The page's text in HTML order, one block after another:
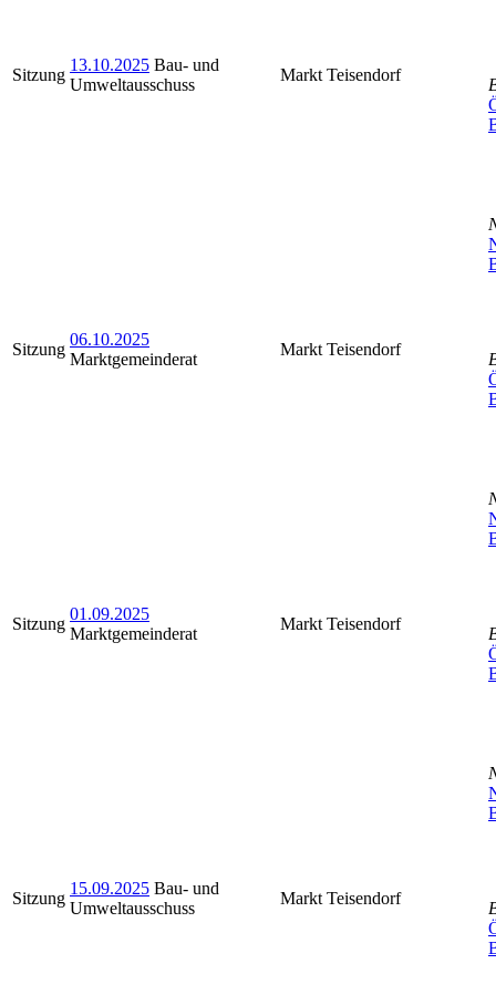
Sitzung
13.10.2025 Bau- und
Umweltausschuss
Markt Teisendorf
Sitzung
06.10.2025
Marktgemeinderat
Markt Teisendorf
Sitzung
01.09.2025
Marktgemeinderat
Markt Teisendorf
Sitzung
15.09.2025 Bau- und
Umweltausschuss
Markt Teisendorf